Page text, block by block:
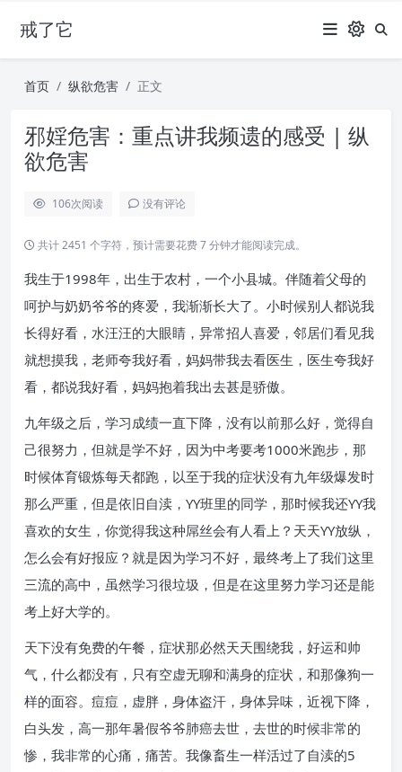
戒了它
首页 纵欲危害 正文
邪婬危害：重点讲我频遗的感受 | 纵
欲危害
106次阅读 没有评论
共计 2451 个字符，预计需要花费 7 分钟才能阅读完成。
我生于1998年，出生于农村，一个小县城。伴随着父母的
呵护与奶奶爷爷的疼爱，我渐渐长大了。小时候别人都说我
长得好看，水汪汪的大眼睛，异常招人喜爱，邻居们看见我
就想摸我，老师夸我好看，妈妈带我去看医生，医生夸我好
看，都说我好看，妈妈抱着我出去甚是骄傲。
九年级之后，学习成绩一直下降，没有以前那么好，觉得自
己很努力，但就是学不好，因为中考要考1000米跑步，那
时候体育锻炼每天都跑，以至于我的症状没有九年级爆发时
那么严重，但是依旧自渎，YY班里的同学，那时候我还YY我
喜欢的女生，你觉得我这种屌丝会有人看上？天天YY放纵，
怎么会有好报应？就是因为学习不好，最终考上了我们这里
三流的高中，虽然学习很垃圾，但是在这里努力学习还是能
考上好大学的。
天下没有免费的午餐，症状那必然天天围绕我，好运和帅
气，什么都没有，只有空虚无聊和满身的症状，和那像狗一
样的面容。痘痘，虚胖，身体盗汗，身体异味，近视下降，
白头发，高一那年暑假爷爷肺癌去世，去世的时候非常的
惨，我非常的心痛，痛苦。我像畜生一样活过了自渎的5